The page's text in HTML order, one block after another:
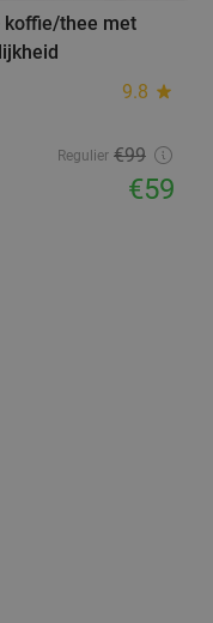
koffie/thee met
9.8 star
Regulier €99
€59